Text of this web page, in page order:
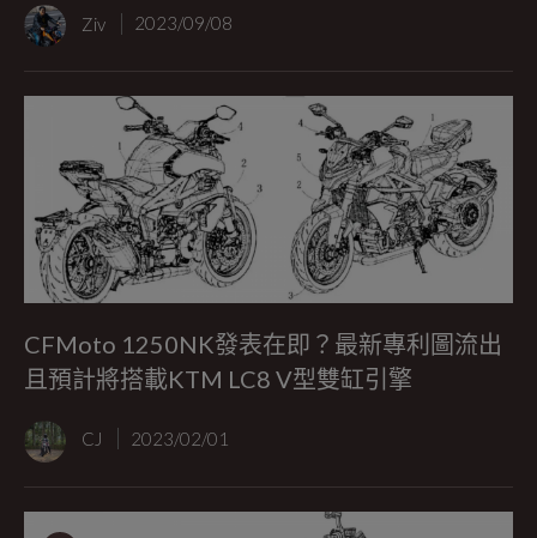
Ziv 2023/09/08
CFMoto 1250NK發表在即？最新專利圖流出
且預計將搭載KTM LC8 V型雙缸引擎
CJ 2023/02/01